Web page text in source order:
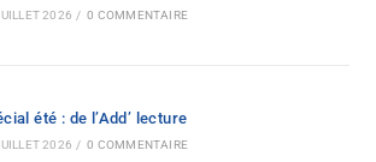
2026 / 0 COMMENTAIRE
été : de l’Add’ lecture
2026 / 0 COMMENTAIRE